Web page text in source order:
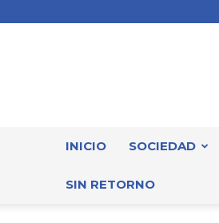
INICIO SOCIEDAD
SIN RETORNO